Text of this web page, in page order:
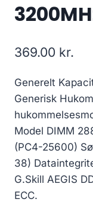
369.00 kr.
Generelt
Generisk
Model DIMM
(PC4-25600)
38)
G.Skill AEGIS
ECC.